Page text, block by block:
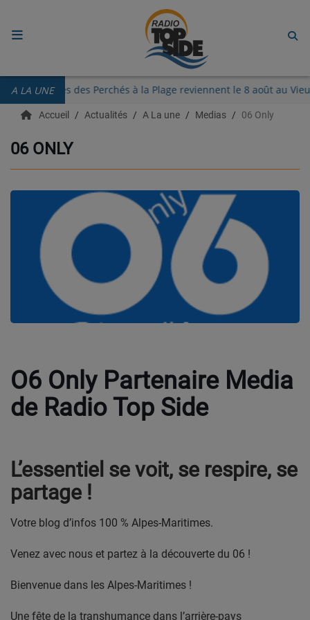
A LA UNE
Les Guinguettes des Perchés à la Plage reviennent le 8 août au
RADIO
ECOUTER
RECHERCHE DE TITRES
TÉLÉCHARGER L'APPLICATION.
EMISSIONS
EQUIPES
INFO
EVÉNEMENTS
CIRCULATION EN TEMPS RÉEL
HIGH-TECH
Accueil Actualités A La une Medias 06 Only
06 ONLY
O6 Only Partenaire Media
de Radio Top Side
L’essentiel se voit, se respire, se
partage !
Votre blog d’infos 100 % Alpes-Maritimes.
Venez avec nous et partez à la découverte du 06 !
Bienvenue dans les Alpes-Maritimes !
Une fête de la transhumance dans l’arrière-pays